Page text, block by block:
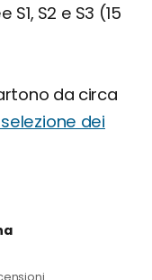
S2 e S3 (15
da circa
dei